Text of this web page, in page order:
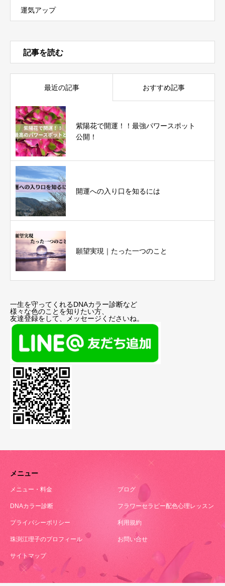
運気アップ
記事を読む
最近の記事 おすすめ記事
紫陽花で開運！！最強パワースポット
公開！
開運への入り口を知るには
願望実現｜たった一つのこと
一生を守ってくれるDNAカラー診断など
様々な色のことを知りたい方、
友達登録をして、メッセージくださいね。
メニュー
メニュー・料金 ブログ
DNAカラー診断 フラワーセラピー配色心理レッスン
プライバシーポリシー 利用規約
珠渕江理子のプロフィール お問い合せ
サイトマップ